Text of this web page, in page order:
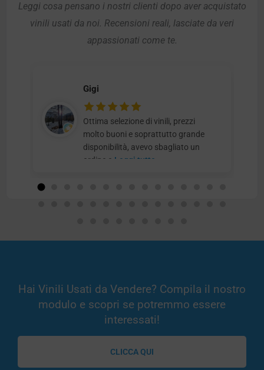
Leggi cosa pensano i nostri clienti dopo aver acquistato
vinili usati da noi. Recensioni reali, lasciate da veri
appassionati come te.
Gigi
Ottima selezione di vinili, prezzi
molto buoni e soprattutto grande
disponibilità, avevo sbagliato un
ordine e Leggi tutto
Hai Vinili Usati da Vendere? Compila il nostro
modulo e scopri se potremmo essere
interessati!
CLICCA QUI